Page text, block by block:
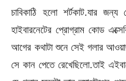
চাবিকাঠি হলো শর্টকাট.যার
হাইবারনেটের প্রোগ্রাম কোড
আগের কথাটা শুনে সেই গলার
সে কান পেতে রেখেছিলো.তাই